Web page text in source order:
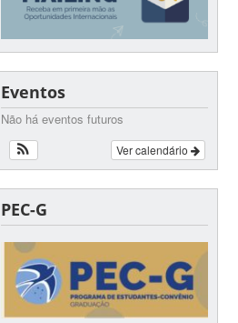
Eventos
Não há eventos futuros
Ver calendário
PEC-G